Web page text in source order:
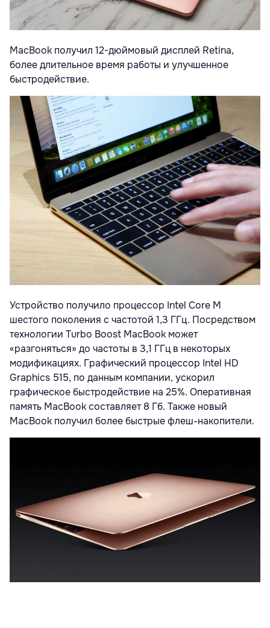
MacBook получил 12-дюймовый дисплей Retina,
более длительное время работы и улучшенное
быстродействие.
Устройство получило процессор Intel Core M
шестого поколения с частотой 1,3 ГГц. Посредством
технологии Turbo Boost MacBook может
«разгоняться» до частоты в 3,1 ГГц в некоторых
модификациях. Графический процессор Intel HD
Graphics 515, по данным компании, ускорил
графическое быстродействие на 25%. Оперативная
память MacBook составляет 8 Гб. Также новый
MacBook получил более быстрые флеш-накопители.